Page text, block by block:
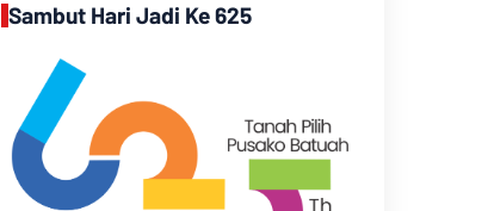
Sambut Hari Jadi Ke 625